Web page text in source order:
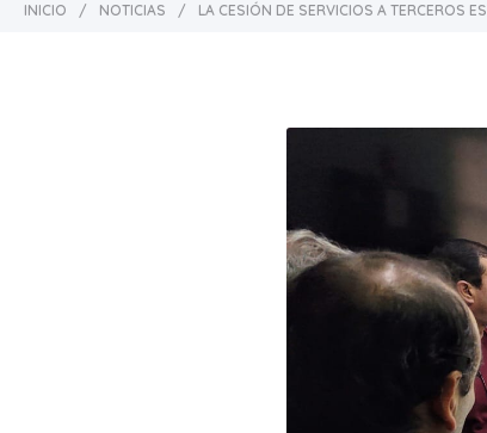
INICIO / NOTICIAS / LA CESIÓN DE SERVICIOS A TERCEROS